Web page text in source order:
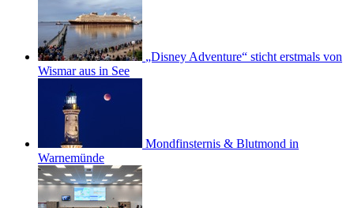
„Disney Adventure“ sticht erstmals von
Wismar aus in See
Mondfinsternis & Blutmond in
Warnemünde